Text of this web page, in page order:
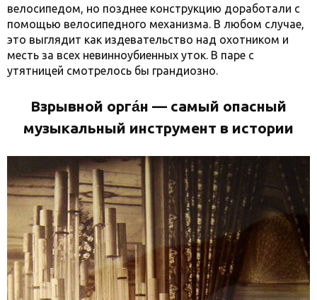
велосипедом, но позднее конструкцию доработали с
помощью велосипедного механизма. В любом случае,
это выглядит как издевательство над охотником и
месть за всех невинноубиенных уток. В паре с
утятницей смотрелось бы грандиозно.
Взрывной орга́н — самый опасный
музыкальный инструмент в истории